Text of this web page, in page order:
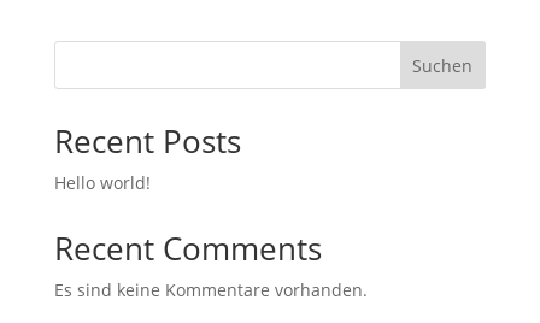
Suchen
Recent Posts
Hello world!
Recent Comments
Es sind keine Kommentare vorhanden.